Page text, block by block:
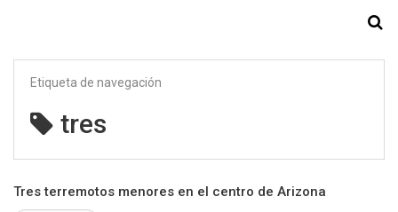
Etiqueta de navegación
tres
Tres terremotos menores en el centro de Arizona